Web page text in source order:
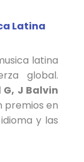
Latina
latina
global.
J Balvin
premios en
y las